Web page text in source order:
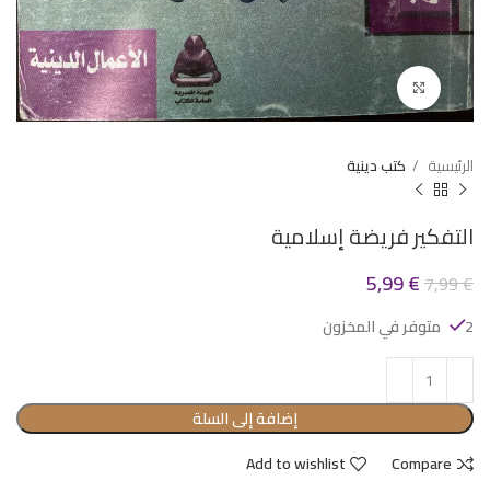
Click to enlarge
الرئيسية كتب دينية
التفكير فريضة إسلامية
7,99€
5,99€
2 متوفر في المخزون
إضافة إلى السلة
Compare
Add to wishlist